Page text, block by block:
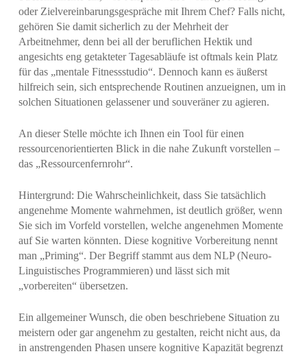
oder Zielvereinbarungsgespräche mit Ihrem Chef? Falls nicht,
gehören Sie damit sicherlich zu der Mehrheit der
Arbeitnehmer, denn bei all der beruflichen Hektik und
angesichts eng getakteter Tagesabläufe ist oftmals kein Platz
für das „mentale Fitnessstudio“. Dennoch kann es äußerst
hilfreich sein, sich entsprechende Routinen anzueignen, um in
solchen Situationen gelassener und souveräner zu agieren.
An dieser Stelle möchte ich Ihnen ein Tool für einen
ressourcenorientierten Blick in die nahe Zukunft vorstellen –
das „Ressourcenfernrohr“.
Hintergrund: Die Wahrscheinlichkeit, dass Sie tatsächlich
angenehme Momente wahrnehmen, ist deutlich größer, wenn
Sie sich im Vorfeld vorstellen, welche angenehmen Momente
auf Sie warten könnten. Diese kognitive Vorbereitung nennt
man „Priming“. Der Begriff stammt aus dem NLP (Neuro-
Linguistisches Programmieren) und lässt sich mit
„vorbereiten“ übersetzen.
Ein allgemeiner Wunsch, die oben beschriebene Situation zu
meistern oder gar angenehm zu gestalten, reicht nicht aus, da
in anstrengenden Phasen unsere kognitive Kapazität begrenzt